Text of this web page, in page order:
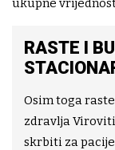
ukupne
RASTE I
Osim toga
zdravlja
skrbiti za